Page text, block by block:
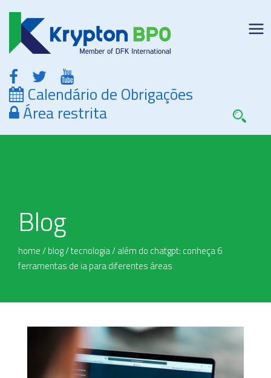
Calendário de Obrigações
Área restrita
Blog
home/blog/tecnologia/além do chatgpt: conheça 6
ferramentas de ia para diferentes áreas